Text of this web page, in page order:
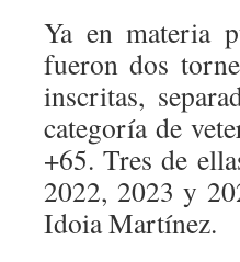
Ya en materia
fueron dos
inscritas,
categoría de
+65. Tres de
2022, 2023 y
Idoia Martínez.